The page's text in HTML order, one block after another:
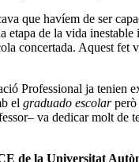
que havíem de ser
de la vida
concertada. Aquest fet
Professional ja tenien
el graduado escolarperò
va dedicar molt de
de la Universitat